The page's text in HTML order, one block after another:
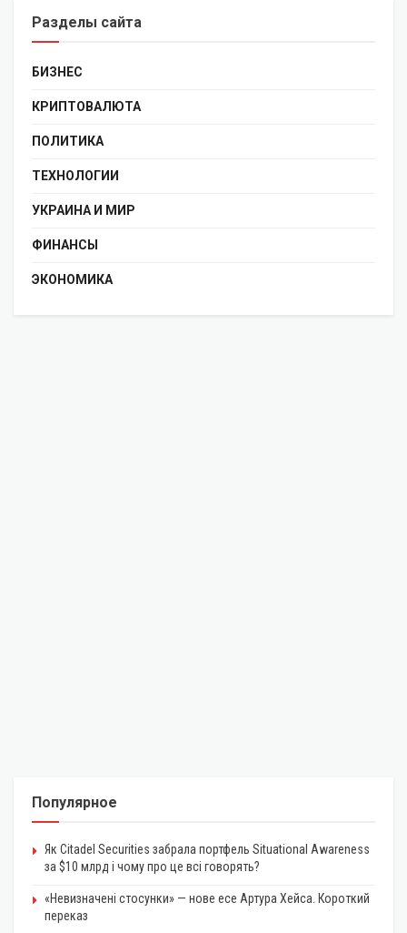
Разделы сайта
БИЗНЕС
КРИПТОВАЛЮТА
ПОЛИТИКА
ТЕХНОЛОГИИ
УКРАИНА И МИР
ФИНАНСЫ
ЭКОНОМИКА
Популярное
Як Citadel Securities забрала портфель Situational Awareness
за $10 млрд і чому про це всі говорять?
«Невизначені стосунки» — нове есе Артура Хейса. Короткий
переказ